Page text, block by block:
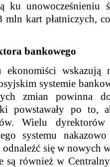
ku unowocześnieniu
mln kart płatniczych,
bankowego
ekonomiści wskazują
systemie
zmian powinna
powstawały po to,
Wielu
systemu
odnaleźć się w nowych
są również w